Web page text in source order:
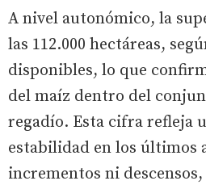
A nivel autonómico, la
las 112.000 hectáreas,
disponibles, lo que
del maíz dentro del
regadío. Esta cifra refleja
estabilidad en los últimos
incrementos ni